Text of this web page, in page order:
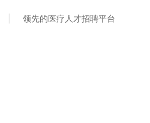
领先的医疗人才招聘平台